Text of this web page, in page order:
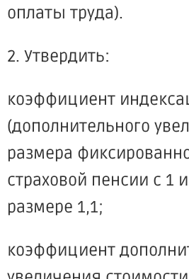
оплаты труда).
2. Утвердить:
коэффициент
(дополнительного
размера
страховой пенсии с 1
размере 1,1;
коэффициент